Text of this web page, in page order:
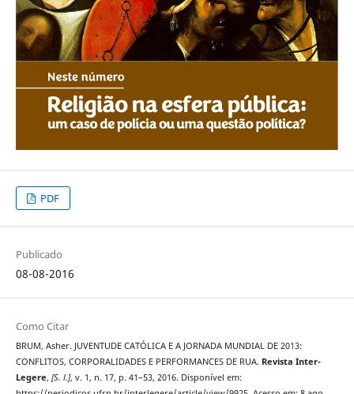
PDF
Publicado
08-08-2016
Como Citar
BRUM, Asher. JUVENTUDE CATÓLICA E A JORNADA MUNDIAL DE 2013:
CONFLITOS, CORPORALIDADES E PERFORMANCES DE RUA. Revista Inter-
Legere, [S. l.], v. 1, n. 17, p. 41–53, 2016. Disponível em: